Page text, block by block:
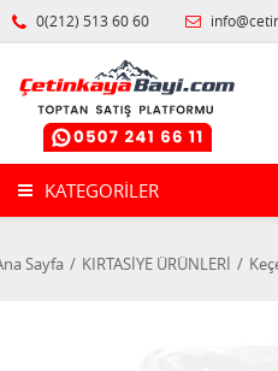
0(212) 513 60 60
KATEGORILER
Sayfa KIRTASİYE ÜRÜNLERİ